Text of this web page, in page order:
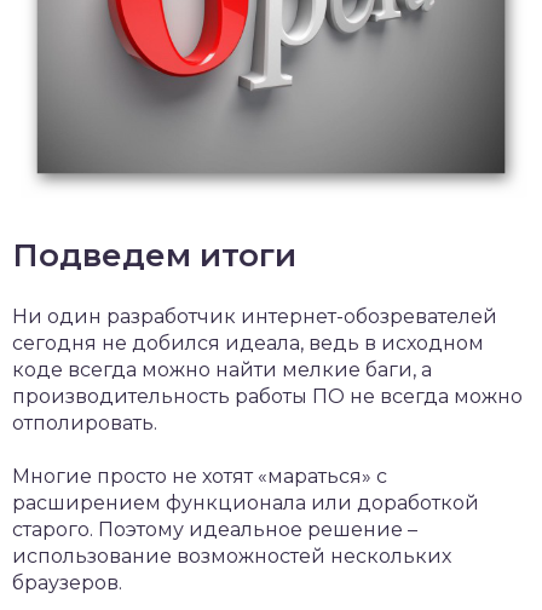
Подведем итоги
Ни один разработчик интернет-обозревателей
сегодня не добился идеала, ведь в исходном
коде всегда можно найти мелкие баги, а
производительность работы ПО не всегда можно
отполировать.
Многие просто не хотят «мараться» с
расширением функционала или доработкой
старого. Поэтому идеальное решение –
использование возможностей нескольких
браузеров.